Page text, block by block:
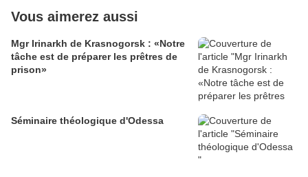
Vous aimerez aussi
Mgr Irinarkh de Krasnogorsk : «Notre
tâche est de préparer les prêtres de
prison»
Séminaire théologique d'Odessa